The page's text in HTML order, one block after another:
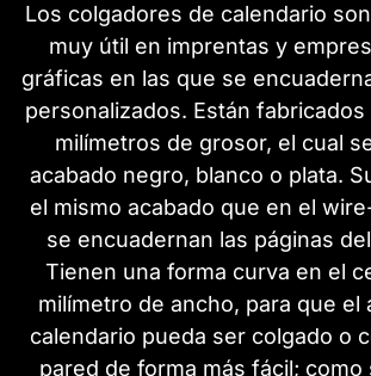
Los colgadores de calendario
muy útil en imprentas y
gráficas en las que se
personalizados. Están
milímetros de grosor, el cual
acabado negro, blanco o plata.
el mismo acabado que en el
se encuadernan las páginas
Tienen una forma curva en el
milímetro de ancho, para que el
calendario pueda ser colgado o
pared de forma más fácil; como